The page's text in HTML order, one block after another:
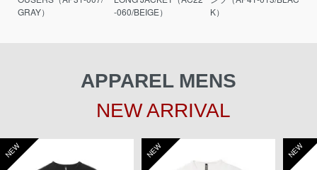
GRAY）
-060/BEIGE）
K）
APPAREL MENS
NEW ARRIVAL
NEW NEW NEW